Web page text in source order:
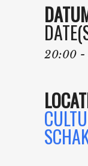
20:00 -